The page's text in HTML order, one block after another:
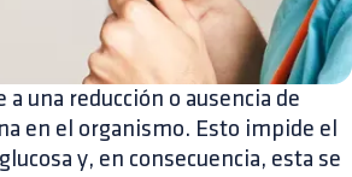
a una reducción o ausencia de
en el organismo. Esto impide el
y, en consecuencia, esta se